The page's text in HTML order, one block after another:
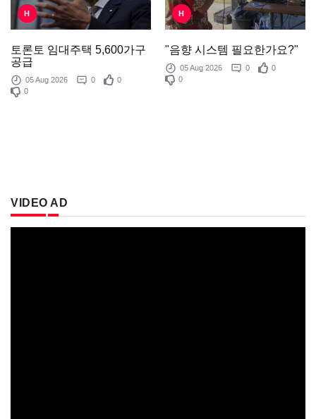
H
토론토 임대주택 5,600가구
공급
05 Aug 2026 0
0
0
H
"음향 시스템 필요한가요?"
05 Aug 2026 0
0
0
VIDEO AD